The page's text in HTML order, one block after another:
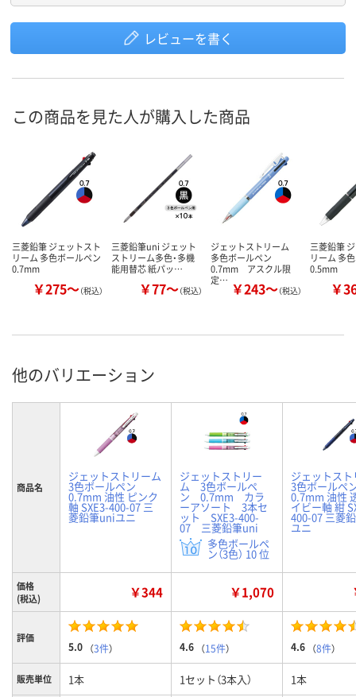
レビューを書く
この商品を見た人が購入した商品
三菱鉛筆 ジェットスト
リーム 多色ボールペン
0.7mm
￥275～（税込）
三菱鉛筆uni ジェット
ストリーム多色・多機
能用替芯 紙パッ…
￥77～（税込）
ジェットストリーム
多色ボールペン
0.7mm アスクル限
定… ￥243～（税込）
三菱鉛筆
リーム 多
0.5mm
￥
他のバリエーション
商品名
ジェットストリーム
3色ボールペン
0.7mm 油性 ピンク
軸 SXE3-400-07 三
菱鉛筆uniユニ
ジェットストリー
ム 3色ボールペ
ン 0.7mm カラ
ーアソート 3本セ
ット SXE3-400-
07 三菱鉛筆uni
多色ボールペ
ン（3色） 10 位
ジェットス
3色ボールペ
0.7mm 油性
イビー軸 紺
400-07 三菱
ユニ
価格
(税込)
￥344 ￥1,070
評価
5.0 （3件） 4.6 （15件） 4.6 （8件）
販売単位 1本 1セット（3本入） 1本